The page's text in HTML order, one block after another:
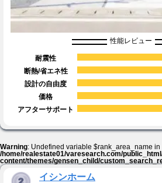
性能レビュー
耐震性
断熱/省エネ性
設計の自由度
価格
アフターサポート
Warning: Undefined variable $rank_area_name in
/home/realestate01/varesearch.com/
content/themes/gensen_child/
イシンホーム